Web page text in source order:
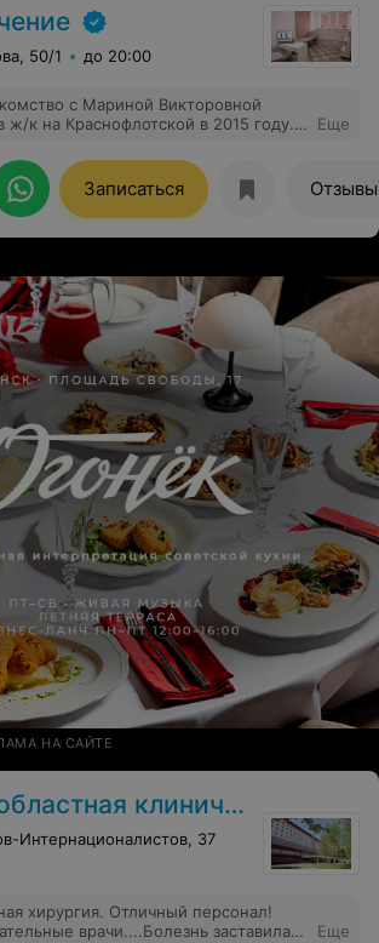
50/1 до 20:00
с Мариной Викторовной
к на Краснофлотской в 2015 году.
Еще
Записаться Отзывы
НА САЙТЕ
клиническая больница
Интернационалистов, 37
хирургия. Отличный персонал!
врачи....Болезнь заставила
Еще